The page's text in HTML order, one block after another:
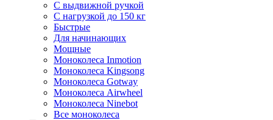
С выдвижной ручкой
С нагрузкой до 150 кг
Быстрые
Для начинающих
Мощные
Моноколеса Inmotion
Моноколеса Kingsong
Моноколеса Gotway
Моноколеса Airwheel
Моноколеса Ninebot
Все моноколеса